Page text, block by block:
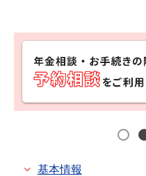
基本情報